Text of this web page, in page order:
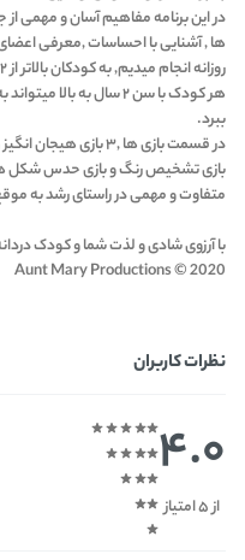
در این برنامه مفاهیم آسان و مهمی
ها , آشنایی با احساسات ,معرفی
روزانه انجام میدیم, به کودکان بالاتر از ۲ سال آموزش داده میشود .
هر کودک با سن ۲ سال به
ببرد.
در قسمت بازی ها ,۳
بازی تشخیص رنگ و بازی حدس شکل
متفاوت و مهمی در راستای رشد به
با آرزوی شادی و لذت شما و کودک
Aunt Mary Productions © 2020
نظرات کاربران
4.0
از 5 امتیاز